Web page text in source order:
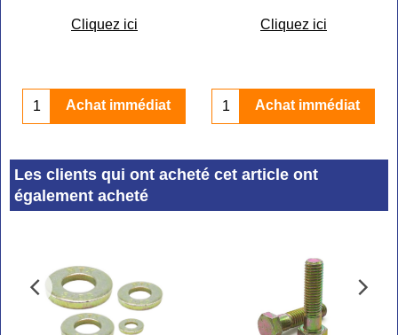
Cliquez ici
Achat immédiat
Cliquez ici
Achat immédiat
Les clients qui ont acheté cet article ont
également acheté